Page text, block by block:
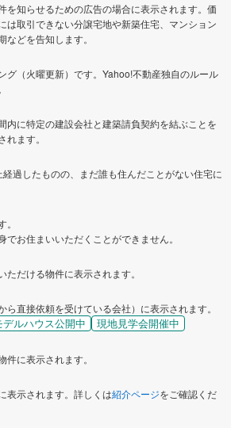
を知らせるための広告の場合に表示されます。価
は取引できない分譲宅地や新築住宅、マンション
どを告知します。
グ（火曜更新）です。Yahoo!不動産独自のルール
内に特定の建設会社と建築請負契約を結ぶことを
ます。
過したものの、まだ誰も住んだことがない住宅に
お住まいいただくことができません。
だける物件に表示されます。
ら直接依頼を受けている会社）に表示されます。
デルハウス公開中
現地見学会開催中
に表示されます。
表示されます。詳しくは紹介ページをご確認くだ